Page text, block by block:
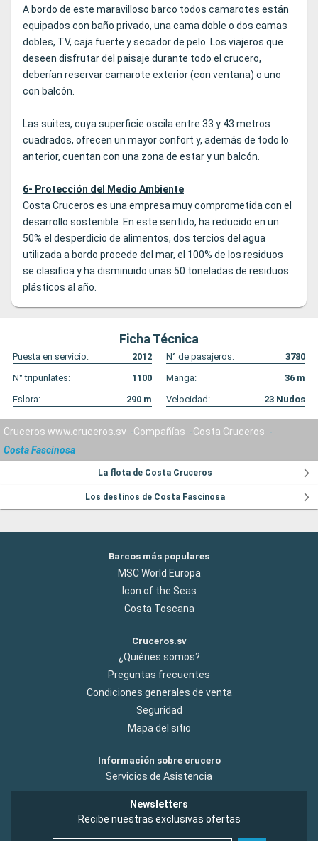
A bordo de este maravilloso barco todos camarotes están
equipados con baño privado, una cama doble o dos camas
dobles, TV, caja fuerte y secador de pelo. Los viajeros que
deseen disfrutar del paisaje durante todo el crucero,
deberían reservar camarote exterior (con ventana) o uno
con balcón.
Las suites, cuya superficie oscila entre 33 y 43 metros
cuadrados, ofrecen un mayor confort y, además de todo lo
anterior, cuentan con una zona de estar y un balcón.
6- Protección del Medio Ambiente
Costa Cruceros es una empresa muy comprometida con el
desarrollo sostenible. En este sentido, ha reducido en un
50% el desperdicio de alimentos, dos tercios del agua
utilizada a bordo procede del mar, el 100% de los residuos
se clasifica y ha disminuido unas 50 toneladas de residuos
plásticos al año.
Ficha Técnica
Puesta en servicio: 2012 N° de pasajeros:
3780
N° tripunlates:
1100 Manga: 36 m
Eslora:
290 m Velocidad: 23 Nudos
Cruceros www.cruceros.sv Compañías
Costa Cruceros
Costa Fascinosa
La flota de Costa Cruceros
Los destinos de Costa Fascinosa
Barcos más populares
MSC World Europa
Icon of the Seas
Costa Toscana
Cruceros.sv
¿Quiénes somos?
Preguntas frecuentes
Condiciones generales de venta
Seguridad
Mapa del sitio
Información sobre crucero
Servicios de Asistencia
Newsletters
Recibe nuestras exclusivas ofertas